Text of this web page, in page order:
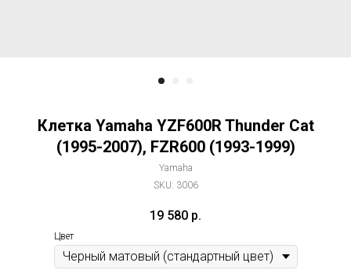
Клетка Yamaha YZF600R Thunder Cat
(1995-2007), FZR600 (1993-1999)
Yamaha
SKU: 3006
19 580 р.
Цвет